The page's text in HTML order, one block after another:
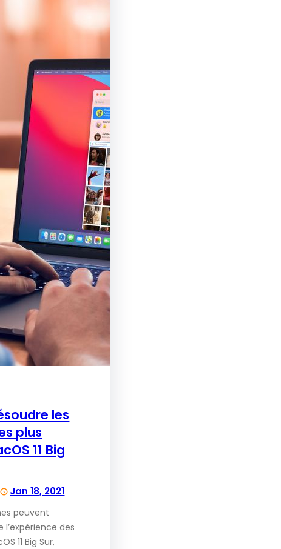
les
plus
11 Big
Jan 18, 2021
peuvent
des
11 Big Sur,